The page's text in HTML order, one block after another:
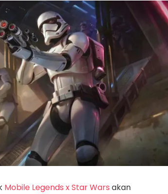
Mobile Legends x Star Wars akan